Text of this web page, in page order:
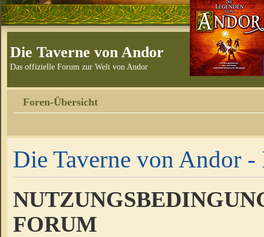
Die Taverne von Andor
Das offizielle Forum zur Welt von Andor
Foren-Übersicht
Die Taverne von Andor -
FORUM